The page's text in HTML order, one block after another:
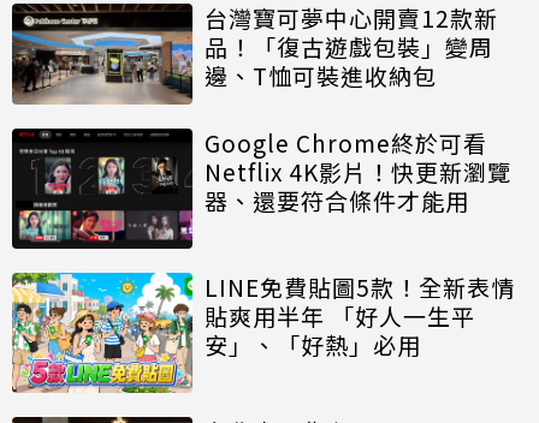
台灣寶可夢中心開賣12款新
品！「復古遊戲包裝」變周
邊、T恤可裝進收納包
Google Chrome終於可看
Netflix 4K影片！快更新瀏覽
器、還要符合條件才能用
LINE免費貼圖5款！全新表情
貼爽用半年 「好人一生平
安」、「好熱」必用